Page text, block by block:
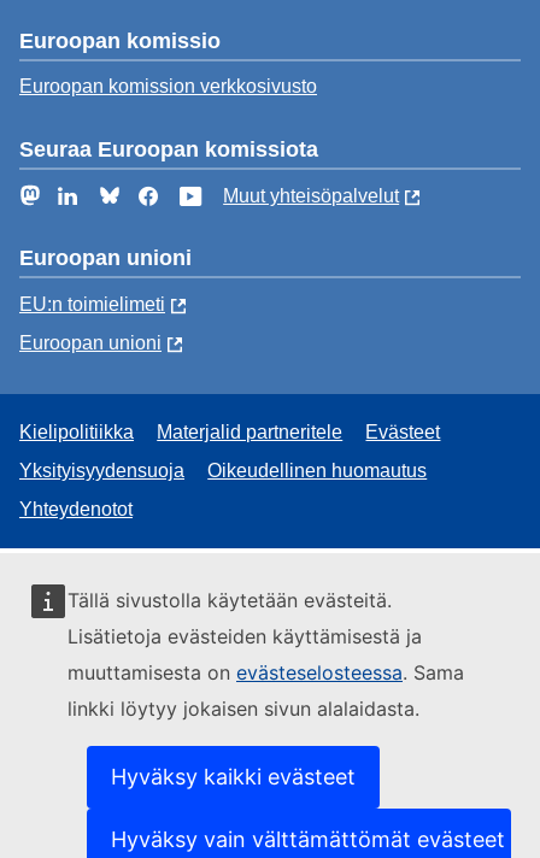
Tällä sivustolla käytetään evästeitä.
Lisätietoja evästeiden käyttämisestä ja
muuttamisesta on evästeselosteessa. Sama
linkki löytyy jokaisen sivun alalaidasta.
Hyväksy kaikki evästeet
Hyväksy vain välttämättömät evästeet
Euroopan komissio
Euroopan komission verkkosivusto
Seuraa Euroopan komissiota
MastodonLinkedInBlueskyFacebookYouTube
Muut yhteisöpalvelut
Euroopan unioni
EU:n toimielimeti
Euroopan unioni
Kielipolitiikka Materjalid partneritele
Evästeet
Yksityisyydensuoja
Oikeudellinen huomautus
Yhteydenotot